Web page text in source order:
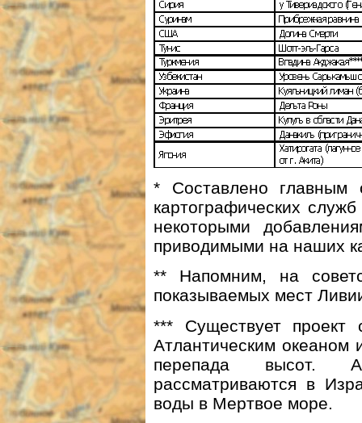
* Составлено главным
картографических
некоторыми
приводимыми на наших
** Напомним, на
показываемых мест
*** Существует
Атлантическим океаном
перепада высот.
рассматриваются в
воды в Мертвое море.